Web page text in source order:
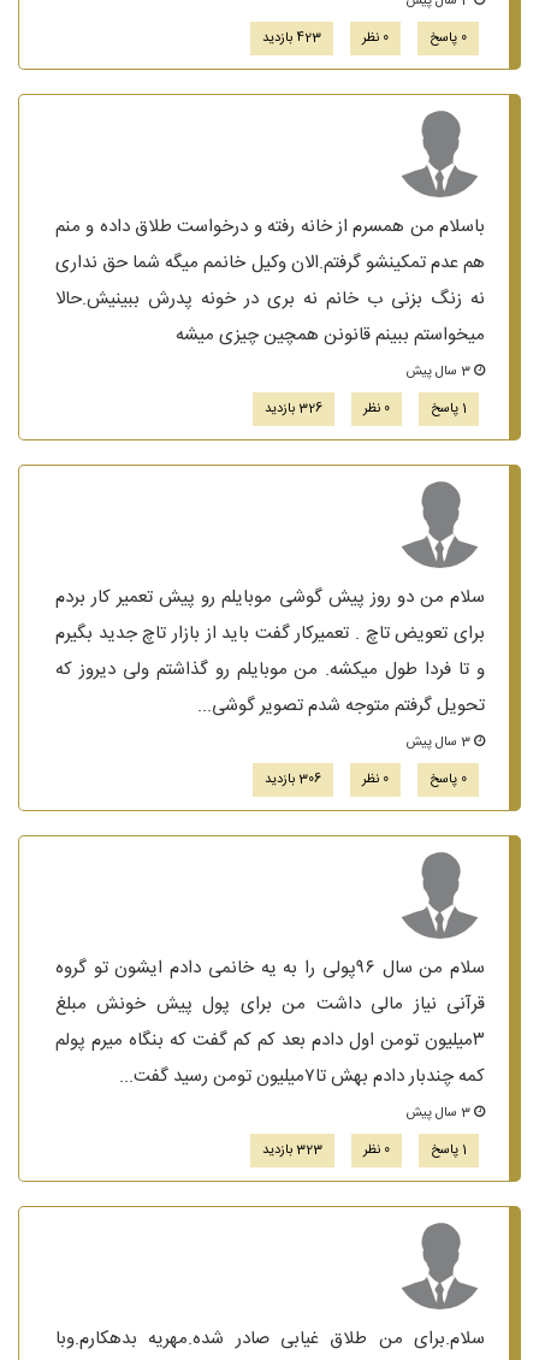
0 پاسخ
0 نظر 423 بازدید
باسلام من همسرم از خانه رفته و درخواست طلاق داده و منم
هم عدم تمکینشو گرفتم.الان وکیل خانمم میگه شما حق نداری
نه زنگ بزنی ب خانم نه بری در خونه پدرش ببینیش.حالا
میخواستم ببینم قانونن همچین چیزی میشه
1 پاسخ
0 نظر 326 بازدید
سلام من دو روز پیش گوشی موبایلم رو پیش تعمیر کار بردم
برای تعویض تاچ . تعمیرکار گفت باید از بازار تاچ جدید بگیرم
و تا فردا طول میکشه. من موبایلم رو گذاشتم ولی دیروز که
تحویل گرفتم متوجه شدم تصویر گوشی...
0 پاسخ
0 نظر 306 بازدید
سلام من سال ۹۶پولی را به یه خانمی دادم ایشون تو گروه
قرآنی نیاز مالی داشت من برای پول پیش خونش مبلغ
۳میلیون تومن اول دادم بعد کم کم گفت که بنگاه میرم پولم
کمه چندبار دادم بهش تا۷میلیون تومن رسید گفت...
1 پاسخ
0 نظر 323 بازدید
سلام.برای من طلاق غیابی صادر شده.مهریه بدهکارم.وبا